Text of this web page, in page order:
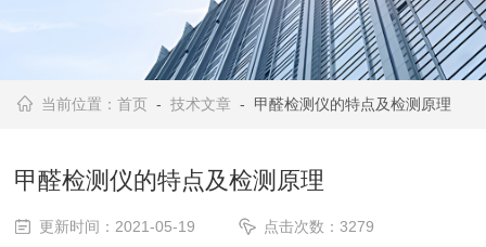
当前位置：首页 -技术文章 - 甲醛检测仪的特点及检测原理
甲醛检测仪的特点及检测原理
更新时间：2021-05-19 点击次数：3279